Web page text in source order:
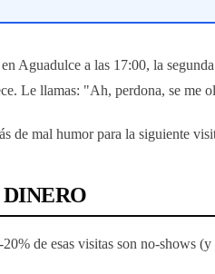
Aguadulce a las 17:00, la
Le llamas: "Ah, perdona, se me
de mal humor para la siguiente
de esas visitas son no-shows